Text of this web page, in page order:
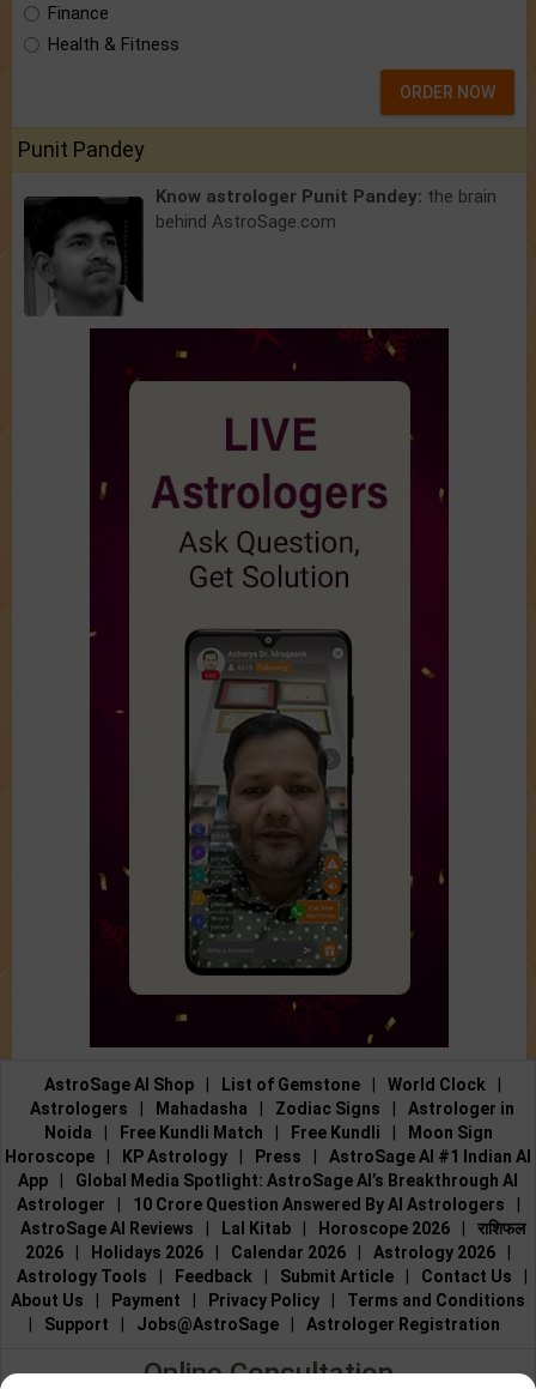
Finance
Health & Fitness
ORDER NOW
Punit Pandey
Know astrologer Punit Pandey: the brain
behind AstroSage.com
AstroSage AI Shop List of Gemstone World Clock
Astrologers
Mahadasha Zodiac Signs
Astrologer in
Noida
Free Kundli Match Free Kundli
Moon Sign
Horoscope
KP Astrology Press
AstroSage AI #1 Indian AI
App
Global Media Spotlight: AstroSage AI’s Breakthrough AI
Astrologer
10 Crore Question Answered By AI Astrologers
AstroSage AI Reviews
Lal Kitab Horoscope 2026
राशिफल
2026
Holidays 2026 Calendar 2026 Astrology 2026
Astrology Tools
Feedback Submit Article Contact Us
About Us
Payment Privacy Policy
Terms and Conditions
Support Jobs@AstroSage Astrologer Registration
Online Consultation